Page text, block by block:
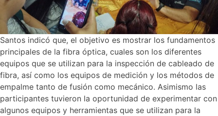
Santos indicó que, el objetivo es mostrar los fundamentos
principales de la fibra óptica, cuales son los diferentes
equipos que se utilizan para la inspección de cableado de
fibra, así como los equipos de medición y los métodos de
empalme tanto de fusión como mecánico. Asimismo las
participantes tuvieron la oportunidad de experimentar con
algunos equipos y herramientas que se utilizan para la